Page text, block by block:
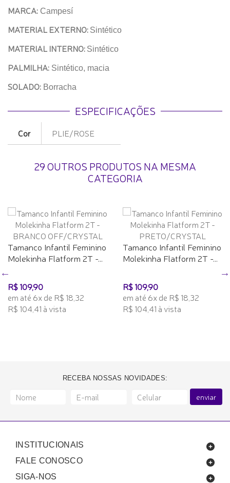
MARCA: Campesí
MATERIAL EXTERNO: Sintético
MATERIAL INTERNO: Sintético
PALMILHA: Sintético, macia
SOLADO: Borracha
ESPECIFICAÇÕES
Cor PLIE/ROSE
29 OUTROS PRODUTOS NA MESMA
CATEGORIA
Tamanco Infantil Feminino
Molekinha Flatform 2T -...
R$ 109,90
em até 6x de R$ 18,32
R$ 104,41 à vista
Tamanco Infantil Feminino
Molekinha Flatform 2T -...
R$ 109,90
em até 6x de R$ 18,32
R$ 104,41 à vista
RECEBA NOSSAS NOVIDADES:
enviar
INSTITUCIONAIS
FALE CONOSCO
SIGA-NOS